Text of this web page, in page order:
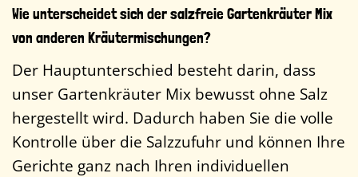
Wie unterscheidet sich der salzfreie Gartenkräuter Mix
von anderen Kräutermischungen?
Der Hauptunterschied besteht darin, dass
unser Gartenkräuter Mix bewusst ohne Salz
hergestellt wird. Dadurch haben Sie die volle
Kontrolle über die Salzzufuhr und können Ihre
Gerichte ganz nach Ihren individuellen